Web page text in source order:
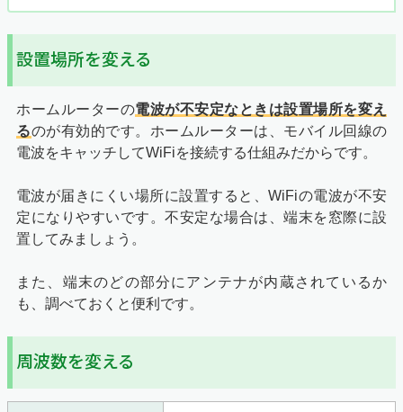
設置場所を変える
ホームルーターの電波が不安定なときは設置場所を変え
るのが有効的です。ホームルーターは、モバイル回線の
電波をキャッチしてWiFiを接続する仕組みだからです。
電波が届きにくい場所に設置すると、WiFiの電波が不安
定になりやすいです。不安定な場合は、端末を窓際に設
置してみましょう。
また、端末のどの部分にアンテナが内蔵されているか
も、調べておくと便利です。
周波数を変える